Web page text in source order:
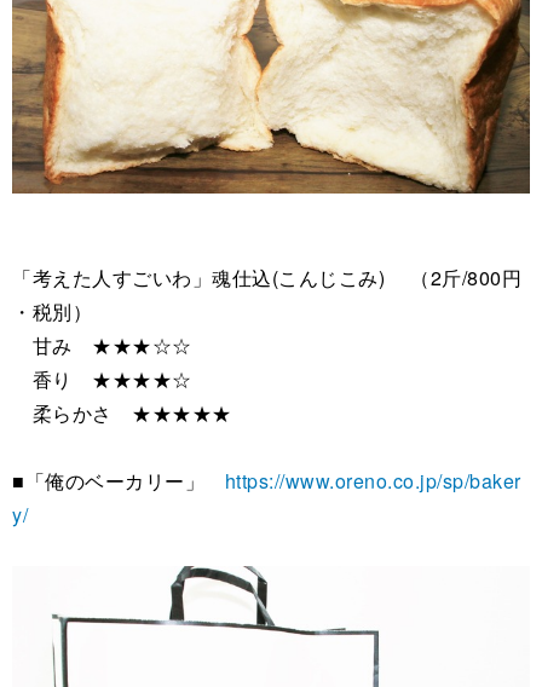
「考えた人すごいわ」魂仕込(こんじこみ) （2斤/800円
・税別）
甘み ★★★☆☆
香り ★★★★☆
柔らかさ ★★★★★
■「俺のベーカリー」 https://www.oreno.co.jp/sp/baker
y/